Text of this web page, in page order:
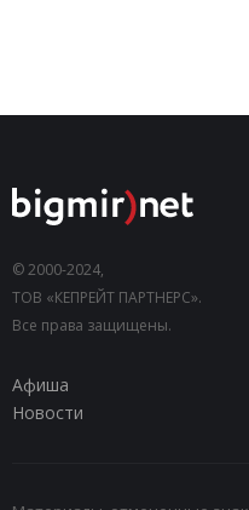
© 2000-2024,
ТОВ «КЕПРЕЙТ ПАРТНЕРС».
Все права защищены.
Афиша
Новости